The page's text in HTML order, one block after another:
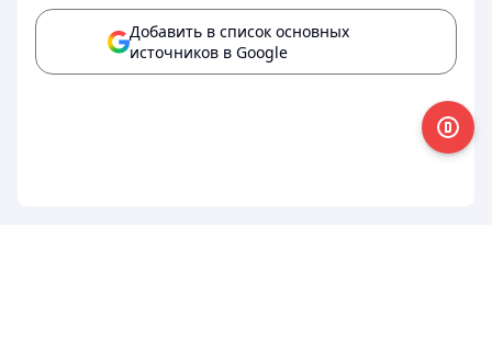
Добавить в список основных
источников в Google